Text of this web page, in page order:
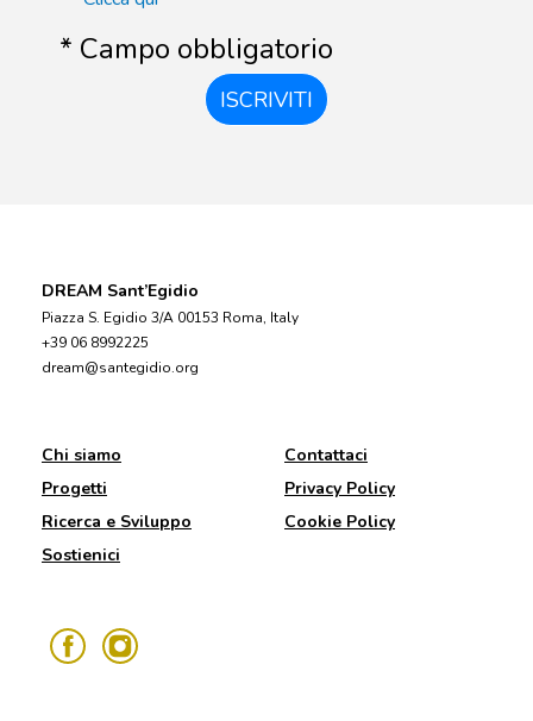
* Campo obbligatorio
ISCRIVITI
DREAM Sant’Egidio
Piazza S. Egidio 3/A 00153 Roma, Italy
+39 06 8992225
dream@santegidio.org
Chi siamo
Progetti
Ricerca e Sviluppo
Sostienici
Contattaci
Privacy Policy
Cookie Policy